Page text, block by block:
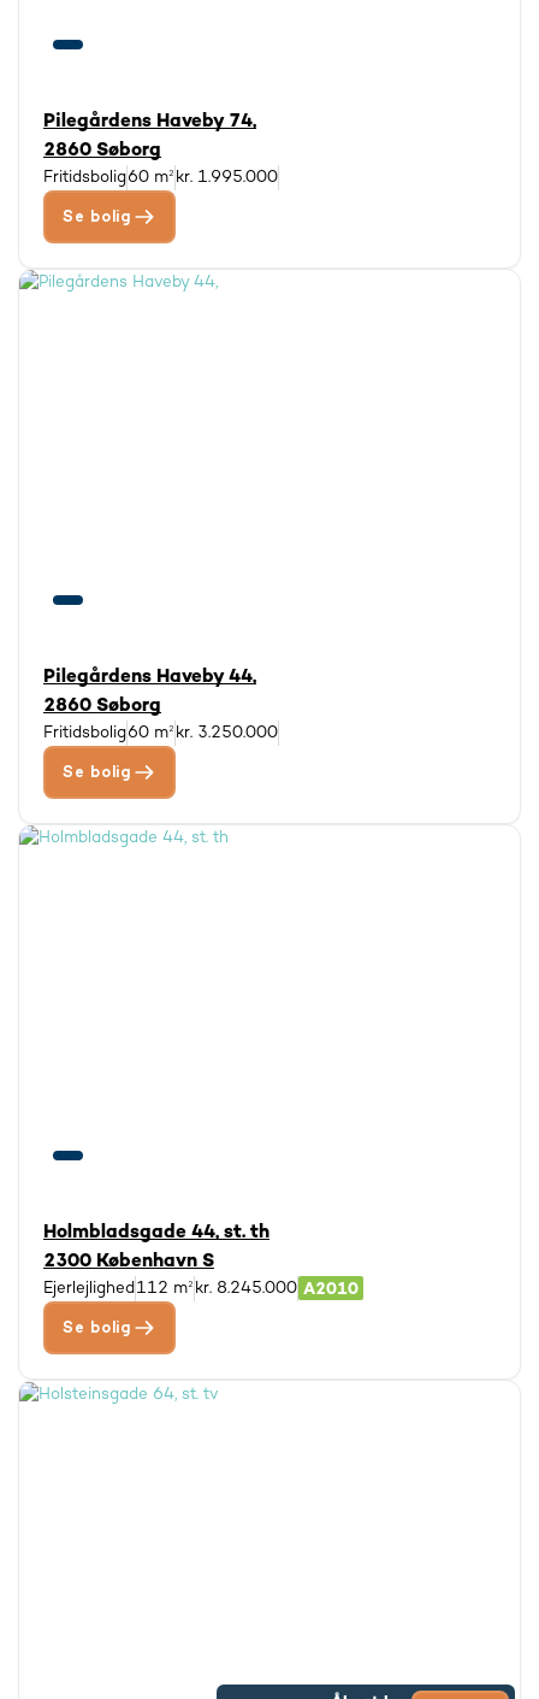
Pilegårdens Haveby 74,
2860 Søborg
Fritidsbolig60 m² kr. 1.995.000
Se bolig
Pilegårdens Haveby 44,
2860 Søborg
Fritidsbolig60 m² kr. 3.250.000
Se bolig
Holmbladsgade 44, st. th
2300 København S
Ejerlejlighed 112 m² kr. 8.245.000
Se bolig